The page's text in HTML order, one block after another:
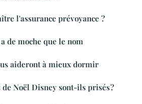
l'assurance prévoyance ?
de moche que le nom
aideront à mieux dormir
Noël Disney sont-ils prisés ?